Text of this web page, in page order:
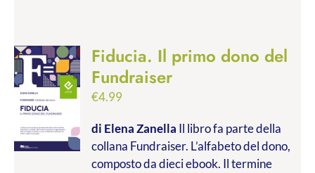
Fiducia. Il primo dono del
Fundraiser
€4.99
di Elena Zanella Il libro fa parte della
collana Fundraiser. L’alfabeto del dono,
composto da dieci ebook. Il termine